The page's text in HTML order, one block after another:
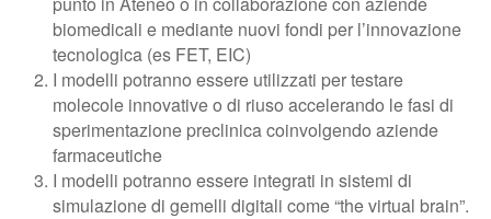
biomedicali e mediante nuovi fondi per l’innovazione
tecnologica (es FET, EIC)
I modelli potranno essere utilizzati per testare
molecole innovative o di riuso accelerando le fasi di
sperimentazione preclinica coinvolgendo aziende
farmaceutiche
I modelli potranno essere integrati in sistemi di
simulazione di gemelli digitali come “the virtual brain”.